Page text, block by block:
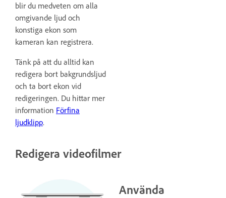
blir du medveten om alla
omgivande ljud och
konstiga ekon som
kameran kan registrera.
Tänk på att du alltid kan
redigera bort bakgrundsljud
och ta bort ekon vid
redigeringen. Du hittar mer
information Förfina
ljudklipp.
Redigera videofilmer
Använda